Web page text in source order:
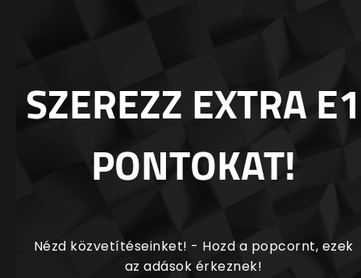
SZEREZZ EXTRA E1
PONTOKAT!
Nézd közvetítéseinket! - Hozd a popcornt, ezek
az adások érkeznek!